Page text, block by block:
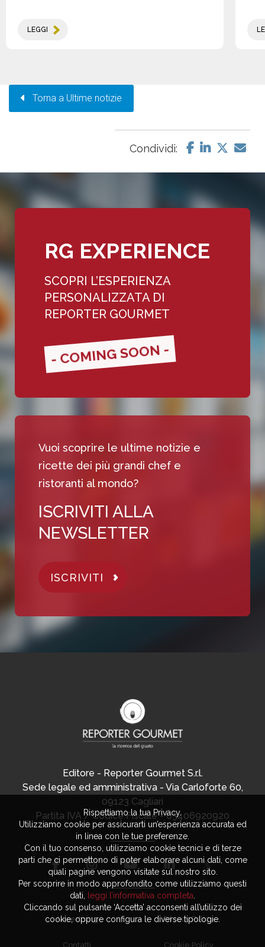
LEGGI
Torna a Ultime notizie
Condividi:
RG EXPERIENCE
SCOPRI L’ESPERIENZA
PERSONALIZZATA DI
REPORTER GOURMET
- COMING SOON -
Vuoi scoprire le ultime notizie e
ricette dei più grandi chef e
ristoranti al mondo?
ISCRIVITI ALLA
NEWSLETTER
ISCRIVITI
Editore - Reporter Gourmet S.r.l.
Sede legale ed amministrativa - Via Carloforte 60,
09123 Cagliari
Partita IVA / Codice Fiscale - 03406920920
Advertising
Contatti
Privacy Policy
Cookie Policy
Rispettiamo la tua Privacy.
Utilizziamo cookie per assicurarti un’esperienza accurata ed
in linea con le tue preferenze.
Con il tuo consenso, utilizziamo cookie tecnici e di terze
parti che ci permettono di poter elaborare alcuni dati, come
quali pagine vengono visitate sul nostro sito.
Per scoprire in modo approfondito come utilizziamo questi
dati,
leggi l’informativa completa
Cliccando sul pulsante ‘Accetta’ acconsenti all’utilizzo dei
cookie, oppure configura le diverse tipologie.